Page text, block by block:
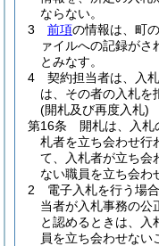
ならない。
3
前項の情報は、町
ァイルへの記録が
とみなす。
4
契約担当者は、入
は、その者の入札を
(開札及び再度入札)
第16条
開札は、入札
札者を立ち会わせ行
て、入札者が立ち会
ない職員を立ち会わ
2
電子入札を行う場合
当者が入札事務の公
と認めるときは、入
員を立ち会わせない